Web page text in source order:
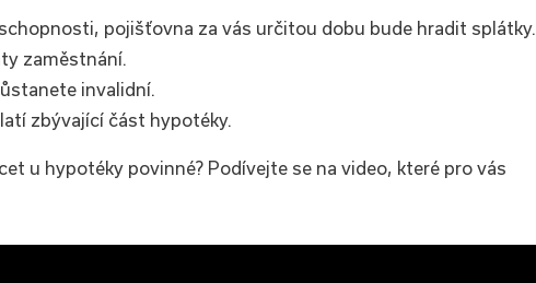
pojišťovna za vás určitou dobu bude hradit splátky.
zaměstnání.
invalidní.
zbývající část hypotéky.
u hypotéky povinné? Podívejte se na video, které pro vás